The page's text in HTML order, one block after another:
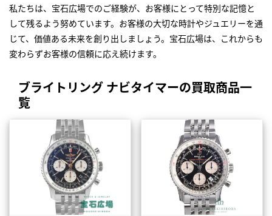
私たちは、宝石広場でのご経験が、お客様にとって特別な記憶と
して残るよう努めています。お客様の大切な時計やジュエリーを通
じて、価値ある未来を創り出しましょう。宝石広場は、これからも
変わらずお客様の信頼に応え続けます。
ブライトリング ナビタイマーの買取商品一
覧